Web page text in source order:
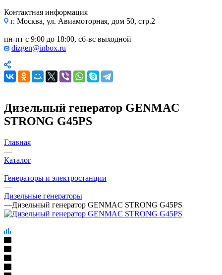
Контактная информация
г. Москва, ул. Авиамоторная, дом 50, стр.2
пн-пт с 9:00 до 18:00, сб-вс выходной
dizgen@inbox.ru
Дизельный генератор GENMAC
STRONG G45PS
Главная
—
Каталог
—
Генераторы и электростанции
—
Дизельные генераторы
—Дизельный генератор GENMAC STRONG G45PS